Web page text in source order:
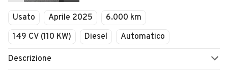
Usato Aprile 2025
6.000 km
149 CV (110 KW)
Diesel Automatico
Descrizione